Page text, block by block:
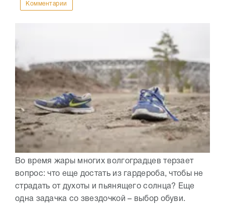
Комментарии
Во время жары многих волгоградцев терзает
вопрос: что еще достать из гардероба, чтобы не
страдать от духоты и пьянящего солнца? Еще
одна задачка со звездочкой – выбор обуви.